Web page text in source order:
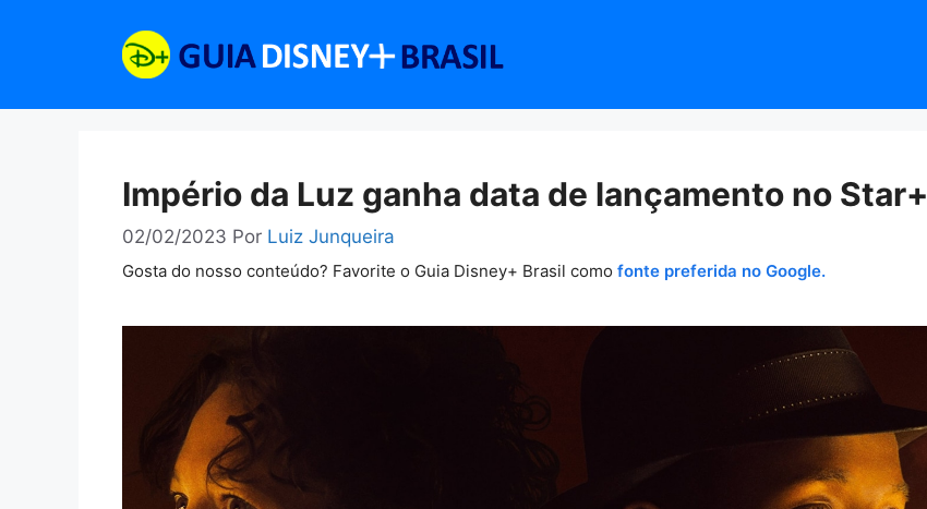
Império da Luz ganha data de lançamento no Star+
02/02/2023 Por Luiz Junqueira
Gosta do nosso conteúdo? Favorite o Guia Disney+ Brasil como fonte preferida no Google.